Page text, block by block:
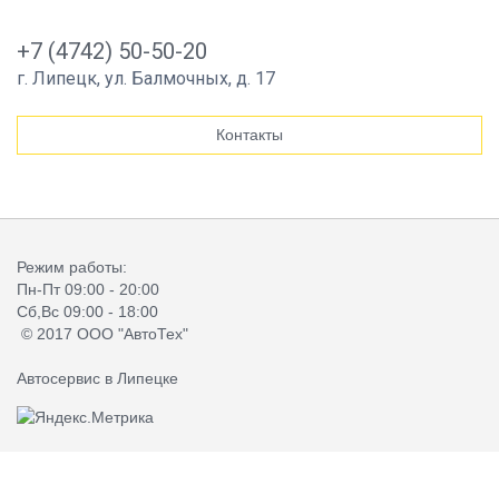
+7 (4742) 50-50-20
г. Липецк, ул. Балмочных, д. 17
Контакты
Режим работы:
Пн-Пт 09:00 - 20:00
Сб,Вс 09:00 - 18:00
© 2017 ООО "АвтоТех"
Автосервис в Липецке